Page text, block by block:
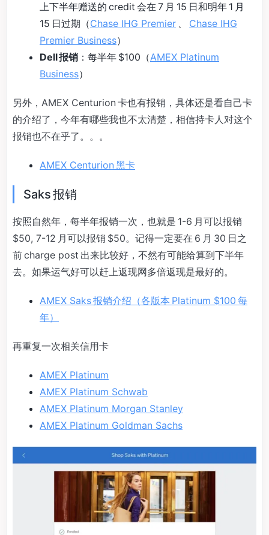
上下半年赠送的 credit 会在 7 月 15 日和明年 1 月
15 日过期（Chase IHG Premier 、 Chase IHG
Premier Business）
Dell 报销 ：每半年 $100（AMEX Platinum
Business）
另外，AMEX Centurion 卡也有报销，具体还是看自己卡
的介绍了，今年有哪些我也不太清楚，相信持卡人对这个
报销也不在乎了。。。
AMEX Centurion 黑卡
Saks 报销
按照自然年，每半年报销一次，也就是 1-6 月可以报销
$50, 7-12 月可以报销 $50。记得一定要在 6 月 30 日之
前 charge post 出来比较好，不然有可能给算到下半年
去。如果运气好可以赶上返现网多倍返现是最好的。
AMEX Saks 报销介绍（各版本 Platinum $100 每
年）
再重复一次相关信用卡
AMEX Platinum
AMEX Platinum Schwab
AMEX Platinum Morgan Stanley
AMEX Platinum Goldman Sachs